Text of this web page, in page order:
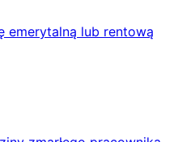
emerytalną lub rentową